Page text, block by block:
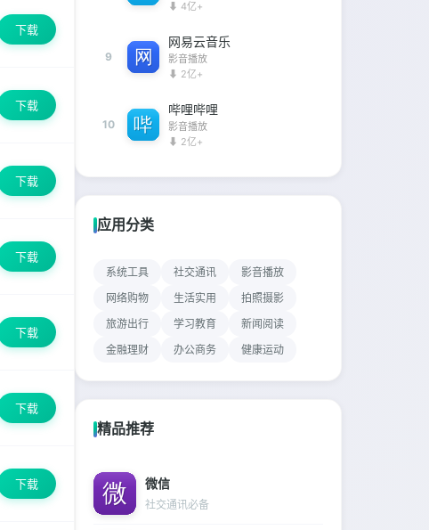
下载
下载
下载
下载
下载
下载
下载
⬇ 4亿+
9
网易云音乐
影音播放
⬇ 2亿+
10
哔哩哔哩
影音播放
⬇ 2亿+
应用分类
系统工具 社交通讯
影音播放
网络购物
生活实用
拍照摄影
旅游出行
学习教育
新闻阅读
金融理财
办公商务 健康运动
精品推荐
微信
社交通讯必备